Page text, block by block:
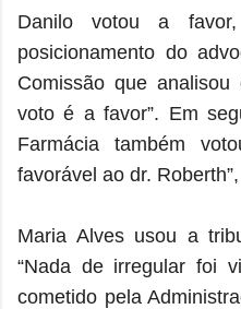
Danilo votou a
posicionamento do
Comissão que
voto é a favor”. Em
Farmácia também
favorável ao dr.
Maria Alves usou a
“Nada de irregular foi
cometido pela